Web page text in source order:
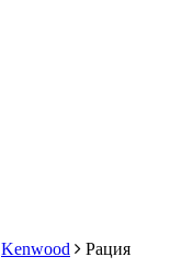
Kenwood
Рация